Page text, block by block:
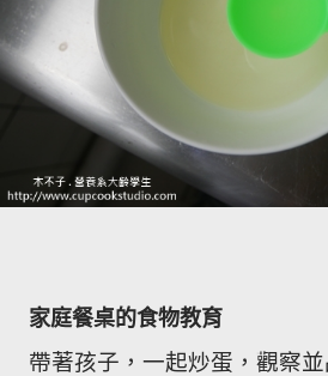
家庭餐桌的食物教育
帶著孩子，一起炒蛋，觀察